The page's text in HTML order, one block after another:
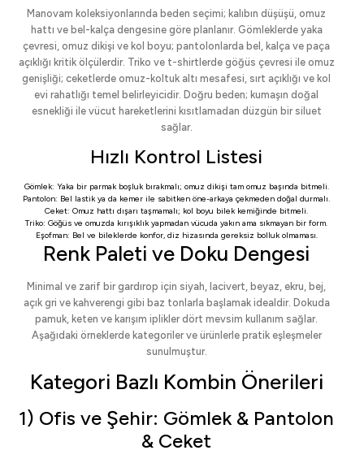
Manovam koleksiyonlarında beden seçimi; kalıbın düşüşü, omuz
hattı ve bel-kalça dengesine göre planlanır. Gömleklerde yaka
çevresi, omuz dikişi ve kol boyu; pantolonlarda bel, kalça ve paça
açıklığı kritik ölçülerdir. Triko ve t-shirtlerde göğüs çevresi ile omuz
genişliği; ceketlerde omuz-koltuk altı mesafesi, sırt açıklığı ve kol
evi rahatlığı temel belirleyicidir. Doğru beden; kumaşın doğal
esnekliği ile vücut hareketlerini kısıtlamadan düzgün bir siluet
sağlar.
Hızlı Kontrol Listesi
Gömlek: Yaka bir parmak boşluk bırakmalı; omuz dikişi tam omuz başında bitmeli.
Pantolon: Bel lastik ya da kemer ile sabitken öne-arkaya çekmeden doğal durmalı.
Ceket: Omuz hattı dışarı taşmamalı; kol boyu bilek kemiğinde bitmeli.
Triko: Göğüs ve omuzda kırışıklık yapmadan vücuda yakın ama sıkmayan bir form.
Eşofman: Bel ve bileklerde konfor, diz hizasında gereksiz bolluk olmaması.
Renk Paleti ve Doku Dengesi
Minimal ve zarif bir gardırop için siyah, lacivert, beyaz, ekru, bej,
açık gri ve kahverengi gibi baz tonlarla başlamak idealdir. Dokuda
pamuk, keten ve karışım iplikler dört mevsim kullanım sağlar.
Aşağıdaki örneklerde kategoriler ve ürünlerle pratik eşleşmeler
sunulmuştur.
Kategori Bazlı Kombin Önerileri
1) Ofis ve Şehir: Gömlek & Pantolon
& Ceket